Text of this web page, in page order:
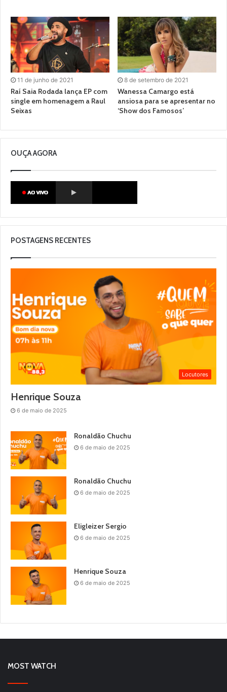
11 de junho de 2021
Raí Saia Rodada lança EP com
single em homenagem a Raul
Seixas
8 de setembro de 2021
Wanessa Camargo está
ansiosa para se apresentar no
‘Show dos Famosos’
OUÇA AGORA
POSTAGENS RECENTES
Locutores
Henrique Souza
6 de maio de 2025
Ronaldão Chuchu
6 de maio de 2025
Ronaldão Chuchu
6 de maio de 2025
Eligleizer Sergio
6 de maio de 2025
Henrique Souza
6 de maio de 2025
MOST WATCH